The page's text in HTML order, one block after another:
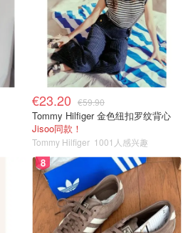
€23.20 €59.90
Tommy Hilfiger 金色纽扣罗纹背心
Jisoo同款！
Tommy Hilfiger 1001人感兴趣
8